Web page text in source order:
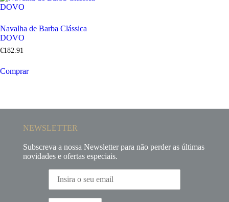
Navalha de Barba Clássica
DOVO
€182 91
Comprar
NEWSLETTER
Subscreva a nossa Newsletter para não perder as últimas
novidades e ofertas especiais.